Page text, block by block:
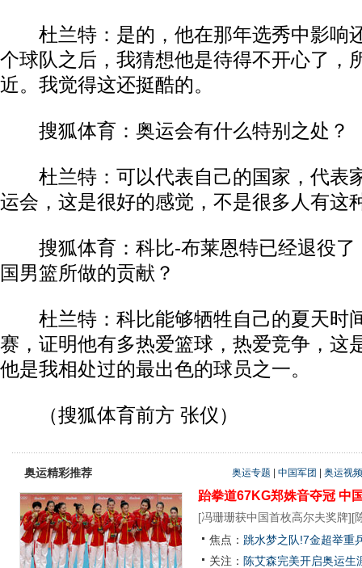
杜兰特：是的，他在那年选秀中影响
个球队之后，我猜想他是待得不开心了，
近。我觉得这还挺酷的。
搜狐体育：奥运会有什么特别之处？
杜兰特：可以代表自己的国家，代表
运会，这是很好的感觉，不是很多人有这
搜狐体育：科比-布莱恩特已经退役了
国男篮所做的贡献？
杜兰特：科比能够牺牲自己的夏天时
赛，证明他有多热爱篮球，热爱竞争，这
他是我相处过的最出色的球员之一。
（搜狐体育前方 张仪）
奥运精彩推荐 奥运专题 中国军团 奥运视频
跆拳道67KG郑姝音夺冠 中
[冯珊珊获中国首枚高尔夫奖牌][
焦点： 跳水梦之队!7金超举重
关注： 陈艾森完美开启奥运